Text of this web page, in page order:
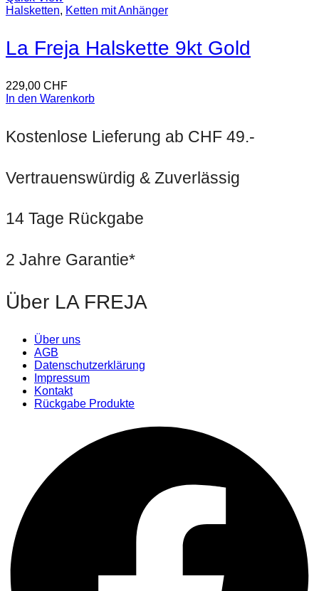
Halsketten, Ketten mit Anhänger
La Freja Halskette 9kt Gold
229,00 CHF
In den Warenkorb
Kostenlose Lieferung ab CHF 49.-
Vertrauenswürdig & Zuverlässig
14 Tage Rückgabe
2 Jahre Garantie*
Über LA FREJA
Über uns
AGB
Datenschutzerklärung
Impressum
Kontakt
Rückgabe Produkte